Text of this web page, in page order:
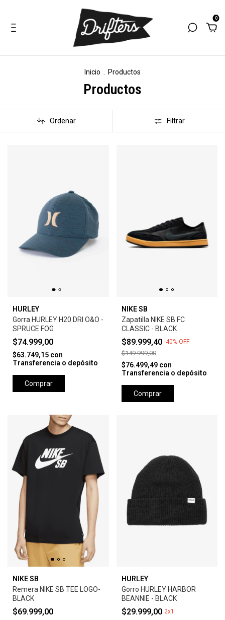
0
Inicio Productos
Productos
Ordenar Filtrar
HURLEY
Gorra HURLEY H20 DRI O&O -
SPRUCE FOG
$74.999,00
$63.749,15 con
Transferencia o depósito
Comprar
NIKE SB
Zapatilla NIKE SB FC
CLASSIC - BLACK
$89.999,40 -40% OFF
$149.999,00
$76.499,49 con
Transferencia o depósito
Comprar
NIKE SB
Remera NIKE SB TEE LOGO-
BLACK
$69.999,00
HURLEY
Gorro HURLEY HARBOR
BEANNIE - BLACK
$29.999,00 2x1